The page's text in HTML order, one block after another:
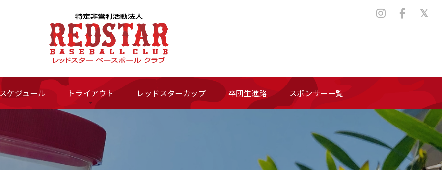
スケジュール トライアウト レッドスターカップ 卒団生進路 スポンサー一覧